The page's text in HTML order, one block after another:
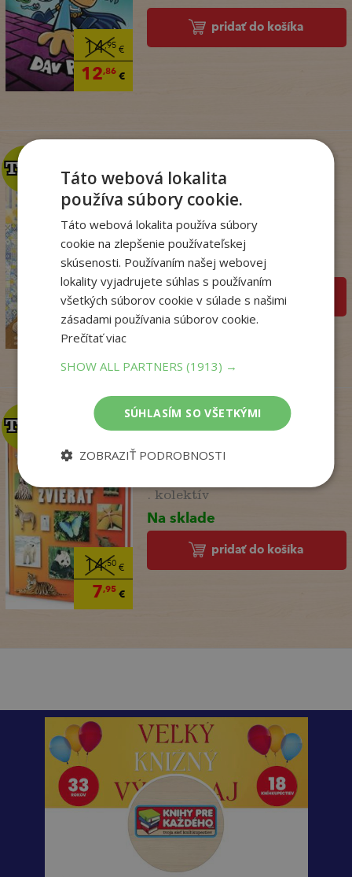
14,95€
12,86€
pridať do košíka
18,99€
15 ,57
TOP
TOP
Penzión v Portugalsku
bez oriezky (v ...
Julie Caplin
Na sklade
pridať do košíka
14,50€
7,95€
TOP
TOP
. kolektív
Na sklade
pridať do košíka
Táto webová lokalita
používa súbory cookie.
Táto webová lokalita používa súbory
cookie na zlepšenie používateľskej
skúsenosti. Používaním našej webovej
lokality vyjadrujete súhlas s používaním
všetkých súborov cookie v súlade s našimi
zásadami používania súborov cookie.
Prečítať viac
SHOW ALL PARTNERS(1913) →
SÚHLASÍM SO VŠETKÝMI
ZOBRAZIŤ PODROBNOSTI